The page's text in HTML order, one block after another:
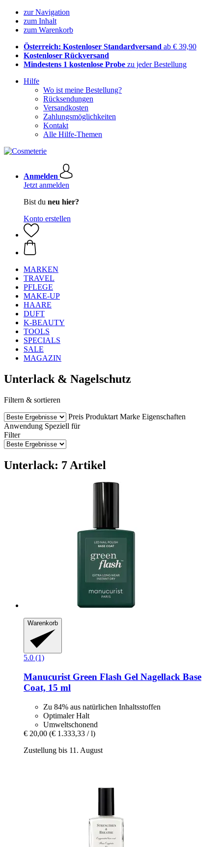
zur Navigation
zum Inhalt
zum Warenkorb
Österreich: Kostenloser Standardversand ab € 39,90
Kostenloser Rückversand
Mindestens 1 kostenlose Probe zu jeder Bestellung
Hilfe
Wo ist meine Bestellung?
Rücksendungen
Versandkosten
Zahlungsmöglichkeiten
Kontakt
Alle Hilfe-Themen
Anmelden
Jetzt anmelden
Bist du neu hier?
Konto erstellen
MARKEN
TRAVEL
PFLEGE
MAKE-UP
HAARE
DUFT
K-BEAUTY
TOOLS
SPECIALS
SALE
MAGAZIN
Unterlack & Nagelschutz
Filtern & sortieren
Preis Produktart Marke Eigenschaften
Anwendung Speziell für
Filter
Unterlack: 7 Artikel
Warenkorb
5.0 (1)
Manucurist Green Flash Gel Nagellack Base
Coat, 15 ml
Zu 84% aus natürlichen Inhaltsstoffen
Optimaler Halt
Umweltschonend
€ 20,00 (€ 1.333,33 / l)
Zustellung bis 11. August